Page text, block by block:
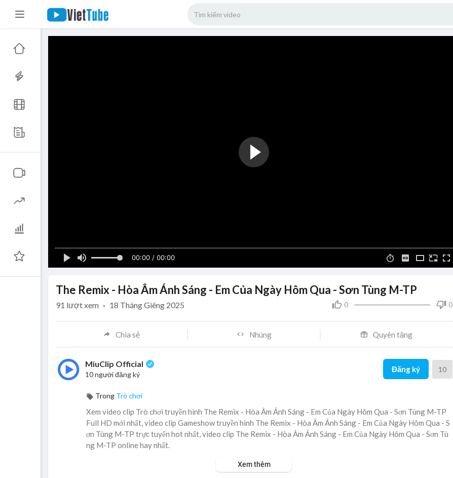
00:00 / 00:00
The Remix - Hòa Âm Ánh Sáng - Em Của Ngày Hôm Qua - Sơn Tùng M-TP
0 0
91 lượt xem · 18 Tháng Giêng 2025
Chia sẻ Nhúng Quyên tặng
MiuClip Official
10 người đăng ký
Đăng ký 10
Trong Trò chơi
Xem video clip Trò chơi truyền hình The Remix - Hòa Âm Ánh Sáng - Em Của Ngày Hôm Qua - Sơn Tùng M-TP
Full HD mới nhất, video clip Gameshow truyền hình The Remix - Hòa Âm Ánh Sáng - Em Của Ngày Hôm Qua - S
ơn Tùng M-TP trực tuyến hot nhất, video clip The Remix - Hòa Âm Ánh Sáng - Em Của Ngày Hôm Qua - Sơn Tù
ng M-TP online hay nhất.
Xem thêm